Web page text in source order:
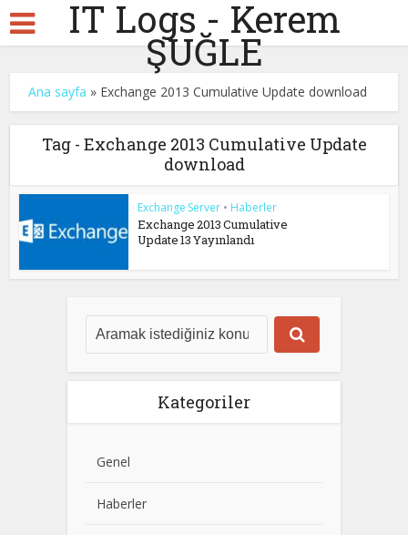
IT Logs - Kerem
ŞUĞLE
Ana sayfa » Exchange 2013 Cumulative Update download
Tag - Exchange 2013 Cumulative Update
download
Exchange Server • Haberler
Exchange 2013 Cumulative
Update 13 Yayınlandı
Kategoriler
Genel
Haberler